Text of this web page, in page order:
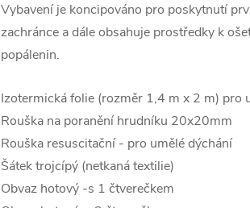
Vybavení je koncipováno pro poskytnutí
zachránce a dále obsahuje prostředky k
popálenin.
Izotermická folie (rozměr 1,4 m x 2 m) pro
Rouška na poranění hrudníku 20x20mm
Rouška resuscitační - pro umělé dýchání
Šátek trojcípý (netkaná textilie)
Obvaz hotový -s 1 čtverečkem